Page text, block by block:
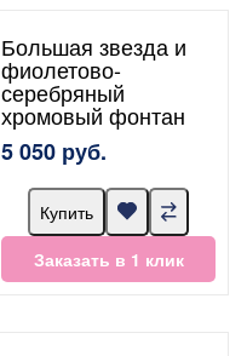
Большая звезда и
фиолетово-
серебряный
хромовый фонтан
5 050 руб.
Купить
Заказать в 1 клик